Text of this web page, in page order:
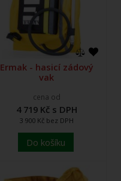
Ermak - hasicí zádový
vak
cena od
4 719 Kč s DPH
3 900 Kč bez DPH
Do košíku